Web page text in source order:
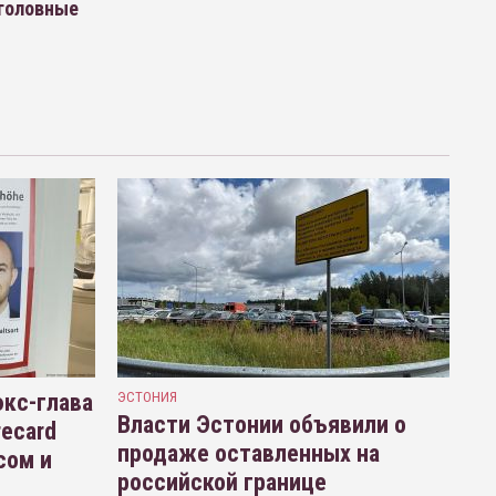
глава
и
ЭСТОНИЯ
Власти Эстонии объявили о
продаже оставленных на
российской границе